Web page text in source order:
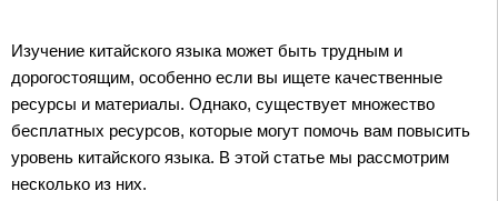
Изучение китайского языка может быть трудным и
дорогостоящим, особенно если вы ищете качественные
ресурсы и материалы. Однако, существует множество
бесплатных ресурсов, которые могут помочь вам повысить
уровень китайского языка. В этой статье мы рассмотрим
несколько из них.